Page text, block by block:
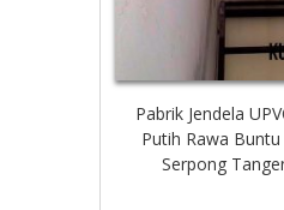
Pabrik Jendela
Putih Rawa
Serpong